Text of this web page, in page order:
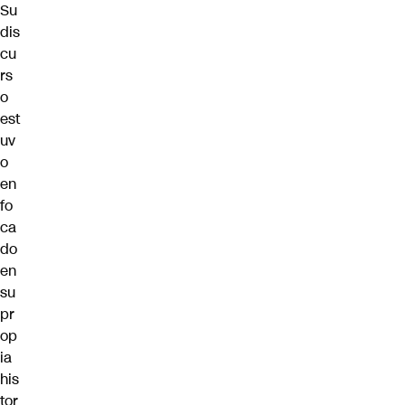
Su
dis
cu
rs
o
est
uv
o
en
fo
ca
do
en
su
pr
op
ia
his
tor